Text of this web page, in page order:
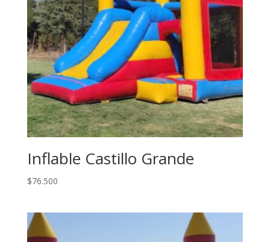
Inflable Castillo Grande
$76.500